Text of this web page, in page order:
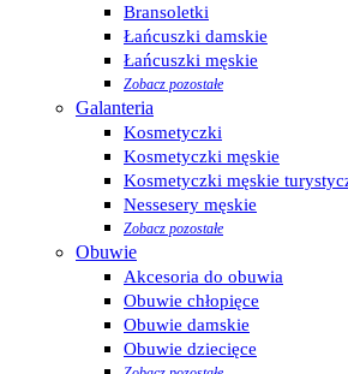
Bransoletki
Łańcuszki damskie
Łańcuszki męskie
Zobacz pozostałe
Galanteria
Kosmetyczki
Kosmetyczki męskie
Kosmetyczki męskie
Nessesery męskie
Zobacz pozostałe
Obuwie
Akcesoria do obuwia
Obuwie chłopięce
Obuwie damskie
Obuwie dziecięce